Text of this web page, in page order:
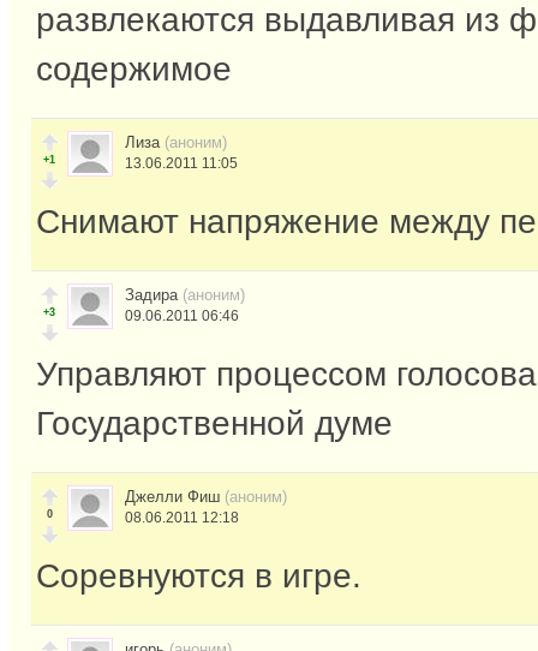
развлекаются выдавливая из
содержимое
+1
Лиза (аноним)
13.06.2011 11:05
Снимают напряжение между
+3
Задира (аноним)
09.06.2011 06:46
Управляют процессом
Государственной думе
0
Джелли Фиш (аноним)
08.06.2011 12:18
Соревнуются в игре.